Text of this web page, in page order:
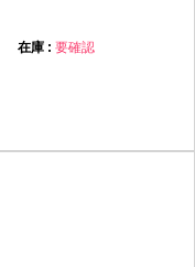
要確認